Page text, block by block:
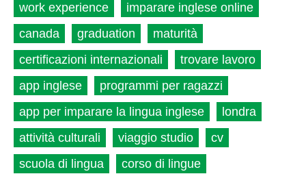
work experience
imparare inglese online
canada
graduation
maturità
certificazioni internazionali
trovare lavoro
app inglese
programmi per ragazzi
app per imparare la lingua inglese
londra
attività culturali
viaggio studio
cv
scuola di lingua
corso di lingue